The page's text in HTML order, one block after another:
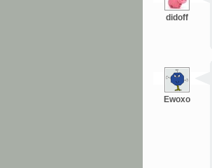
didoff
Ewoxo